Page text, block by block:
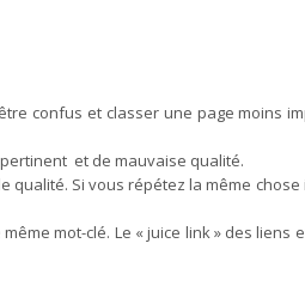
confus et classer une page moins
et de mauvaise qualité.
Si vous répétez la même
mot-clé. Le « juice link » des